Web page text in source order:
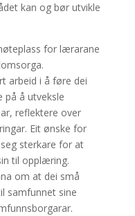
kan og bør utvikle
for lærarane
arbeid i å føre dei
på å utveksle
reflektere over
Eit ønske for
sterkare for at
til opplæring.
om at dei små
samfunnet sine